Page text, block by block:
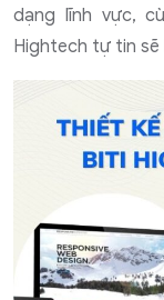
dạng lĩnh vực,
Hightech tự tin sẽ